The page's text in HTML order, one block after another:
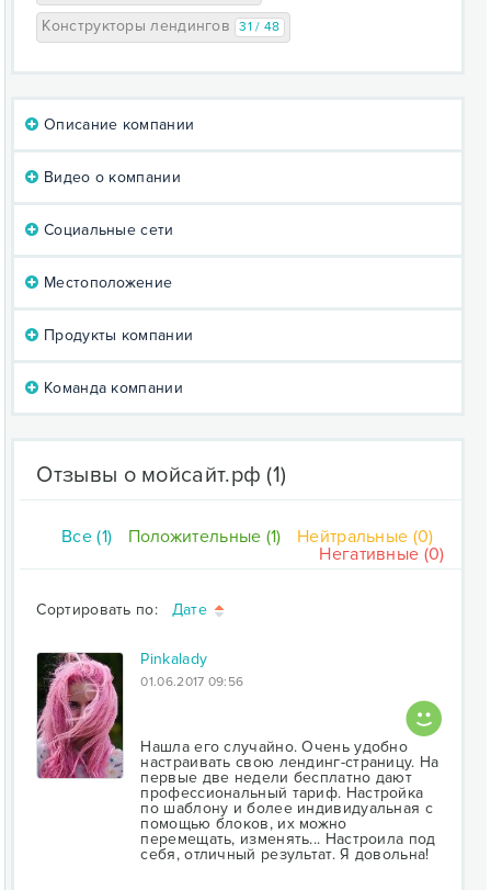
Конструкторы лендингов 31 / 48
Описание компании
Видео о компании
Социальные сети
Местоположение
Продукты компании
Команда компании
Отзывы о мойсайт.рф (1)
Все (1) Положительные (1)
Нейтральные (0)
Негативные (0)
Сортировать по: Дате
Pinkalady
01.06.2017 09:56
Нашла его случайно. Очень удобно
настраивать свою лендинг-страницу. На
первые две недели бесплатно дают
профессиональный тариф. Настройка
по шаблону и более индивидуальная с
помощью блоков, их можно
перемещать, изменять... Настроила под
себя, отличный результат. Я довольна!